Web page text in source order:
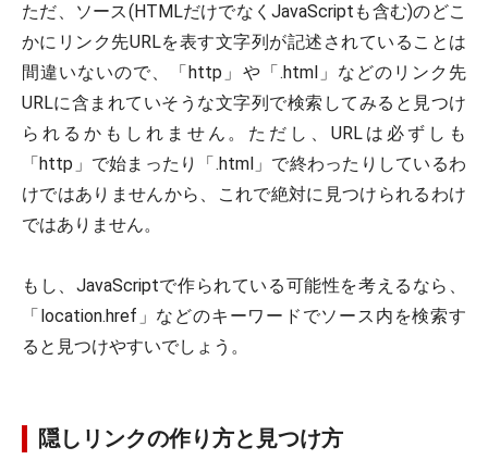
ただ、ソース(HTMLだけでなくJavaScriptも含む)のどこ
かにリンク先URLを表す文字列が記述されていることは
間違いないので、「http」や「.html」などのリンク先
URLに含まれていそうな文字列で検索してみると見つけ
られるかもしれません。ただし、URLは必ずしも
「http」で始まったり「.html」で終わったりしているわ
けではありませんから、これで絶対に見つけられるわけ
ではありません。
もし、JavaScriptで作られている可能性を考えるなら、
「location.href」などのキーワードでソース内を検索す
ると見つけやすいでしょう。
隠しリンクの作り方と見つけ方